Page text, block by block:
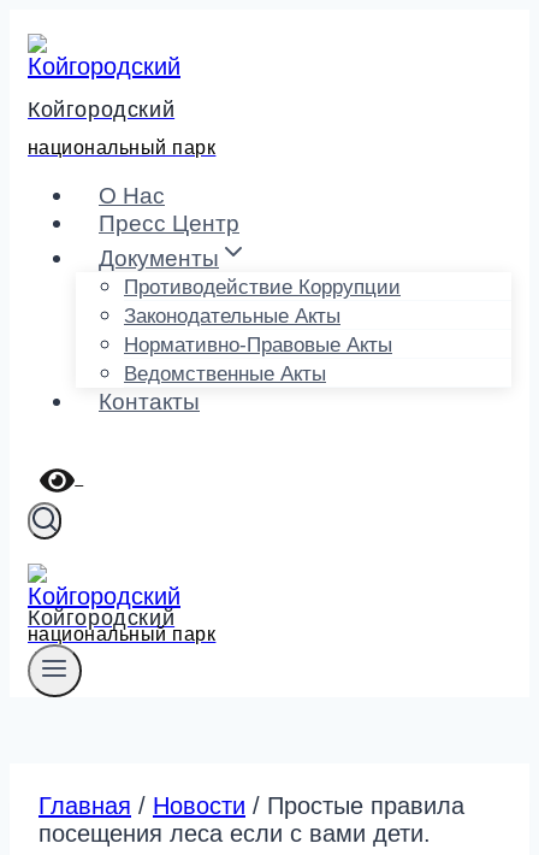
содержимому
Койгородский
национальный парк
О Нас
Пресс Центр
Документы
Противодействие Коррупции
Законодательные Акты
Нормативно-Правовые Акты
Ведомственные Акты
Контакты
Койгородский
национальный парк
Главная / Новости / Простые правила
посещения леса если с вами дети.